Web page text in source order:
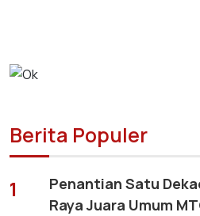
Berita Populer
1
Penantian Satu
Raya Juara Umum